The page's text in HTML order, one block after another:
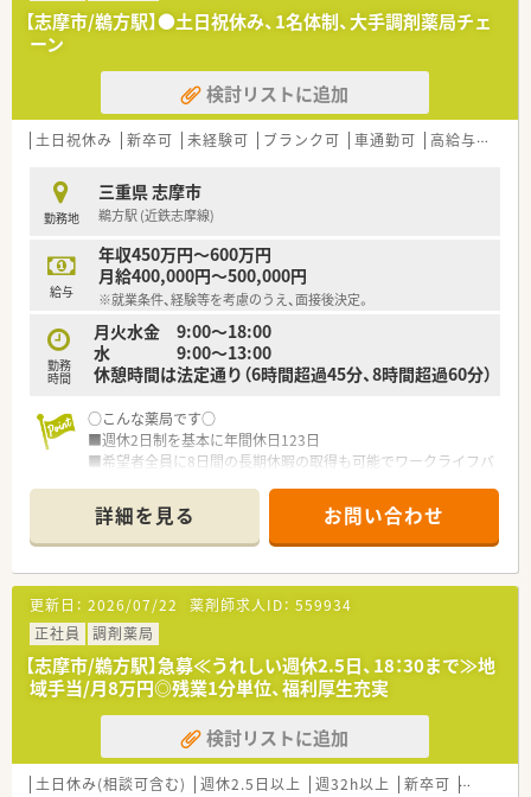
【志摩市/鵜方駅】●土日祝休み、1名体制、大手調剤薬局チェ
ーン
検討リストに追加
土日祝休み 新卒可 未経験可 ブランク可 車通勤可 高給与(600万円以上)
勤務地
三重県 志摩市
鵜方駅 (近鉄志摩線)
給与
年収450万円～600万円
月給400,000円～500,000円
※就業条件、経験等を考慮のうえ、面接後決定。
勤務
時間
月火水金 9:00～18:00
水 9:00～13:00
休憩時間は法定通り（6時間超過45分、8時間超過60分）
○こんな薬局です○
■週休2日制を基本に年間休日123日
■希望者全員に8日間の長期休暇の取得も可能でワークライフバ
■固定の店舗に配属ではなく、1週間単位などで店舗を回るた
め、休みの調整がしやすい環境になります。
■店舗に人員を固定せず、流動的に入れ替えるシステムを導入し
ているため、仕事の仕方や人間関係が偏らず、円滑に業務が進み
ます。
■正社員は『専門職』と『総合職』での採用
・専門職…ご自宅より通勤できる範囲で配属
・総合職…ヘルプ等で各地を回る可能性ある働き方です。店舗に
縛られず、働けることも魅力です。
■トップダウンの『縦の組織』ではなく、サークルの様な『横の組
織』のため、上の経営者が決めた事を、下の従業員が行う、いわゆ
るトップダウンの会社ではなく、皆で決めた事を、皆で形にして
いく会社です
詳細を見る お問い合わせ
更新日： 2026/07/22 薬剤師求人ID： 559934
正社員
調剤薬局
【志摩市/鵜方駅】急募≪うれしい週休2.5日、18：30まで≫地
域手当/月8万円◎残業1分単位、福利厚生充実
検討リストに追加
土日休み(相談可含む) 週休2.5日以上 週32h以上 新卒可 未経験可